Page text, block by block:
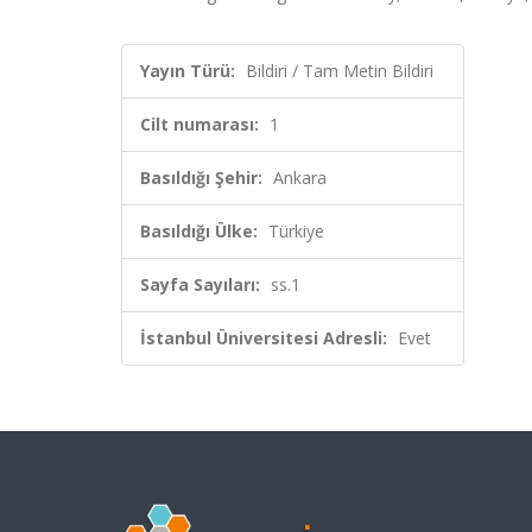
Yayın Türü: Bildiri / Tam Metin Bildiri
Cilt numarası: 1
Basıldığı Şehir: Ankara
Basıldığı Ülke: Türkiye
Sayfa Sayıları: ss.1
İstanbul Üniversitesi Adresli: Evet